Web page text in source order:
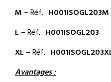
M – Réf. : H001ISOGL203M
L – Réf. : H001ISOGL203
XL – Réf. :
Avantages: